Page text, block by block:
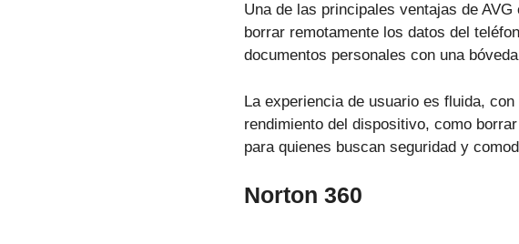
Una de las principales ventajas de
borrar remotamente los datos del
documentos personales con una
La experiencia de usuario es fluida,
rendimiento del dispositivo, como
para quienes buscan seguridad y
Norton 360